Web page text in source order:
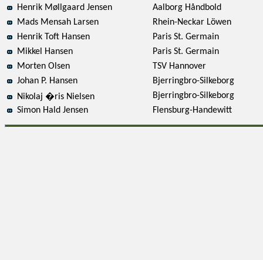
Henrik Møllgaard Jensen
Aalborg Håndbold
Mads Mensah Larsen
Rhein-Neckar Löwen
Henrik Toft Hansen
Paris St. Germain
Mikkel Hansen
Paris St. Germain
Morten Olsen
TSV Hannover
Johan P. Hansen
Bjerringbro-Silkeborg
Nikolaj �ris Nielsen
Bjerringbro-Silkeborg
Simon Hald Jensen
Flensburg-Handewitt